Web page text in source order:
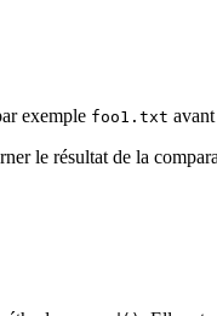
exemple foo1.txt avant
le résultat de la